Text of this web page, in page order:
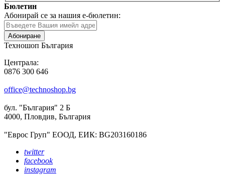
Бюлетин
Абонирай се за нашия е-бюлетин:
Абониране
Техношоп България
Централа:
0876 300 646
office@technoshop.bg
бул. "България" 2 Б
4000, Пловдив, България
"Еврос Груп" ЕООД, ЕИК: BG203160186
twitter
facebook
instagram